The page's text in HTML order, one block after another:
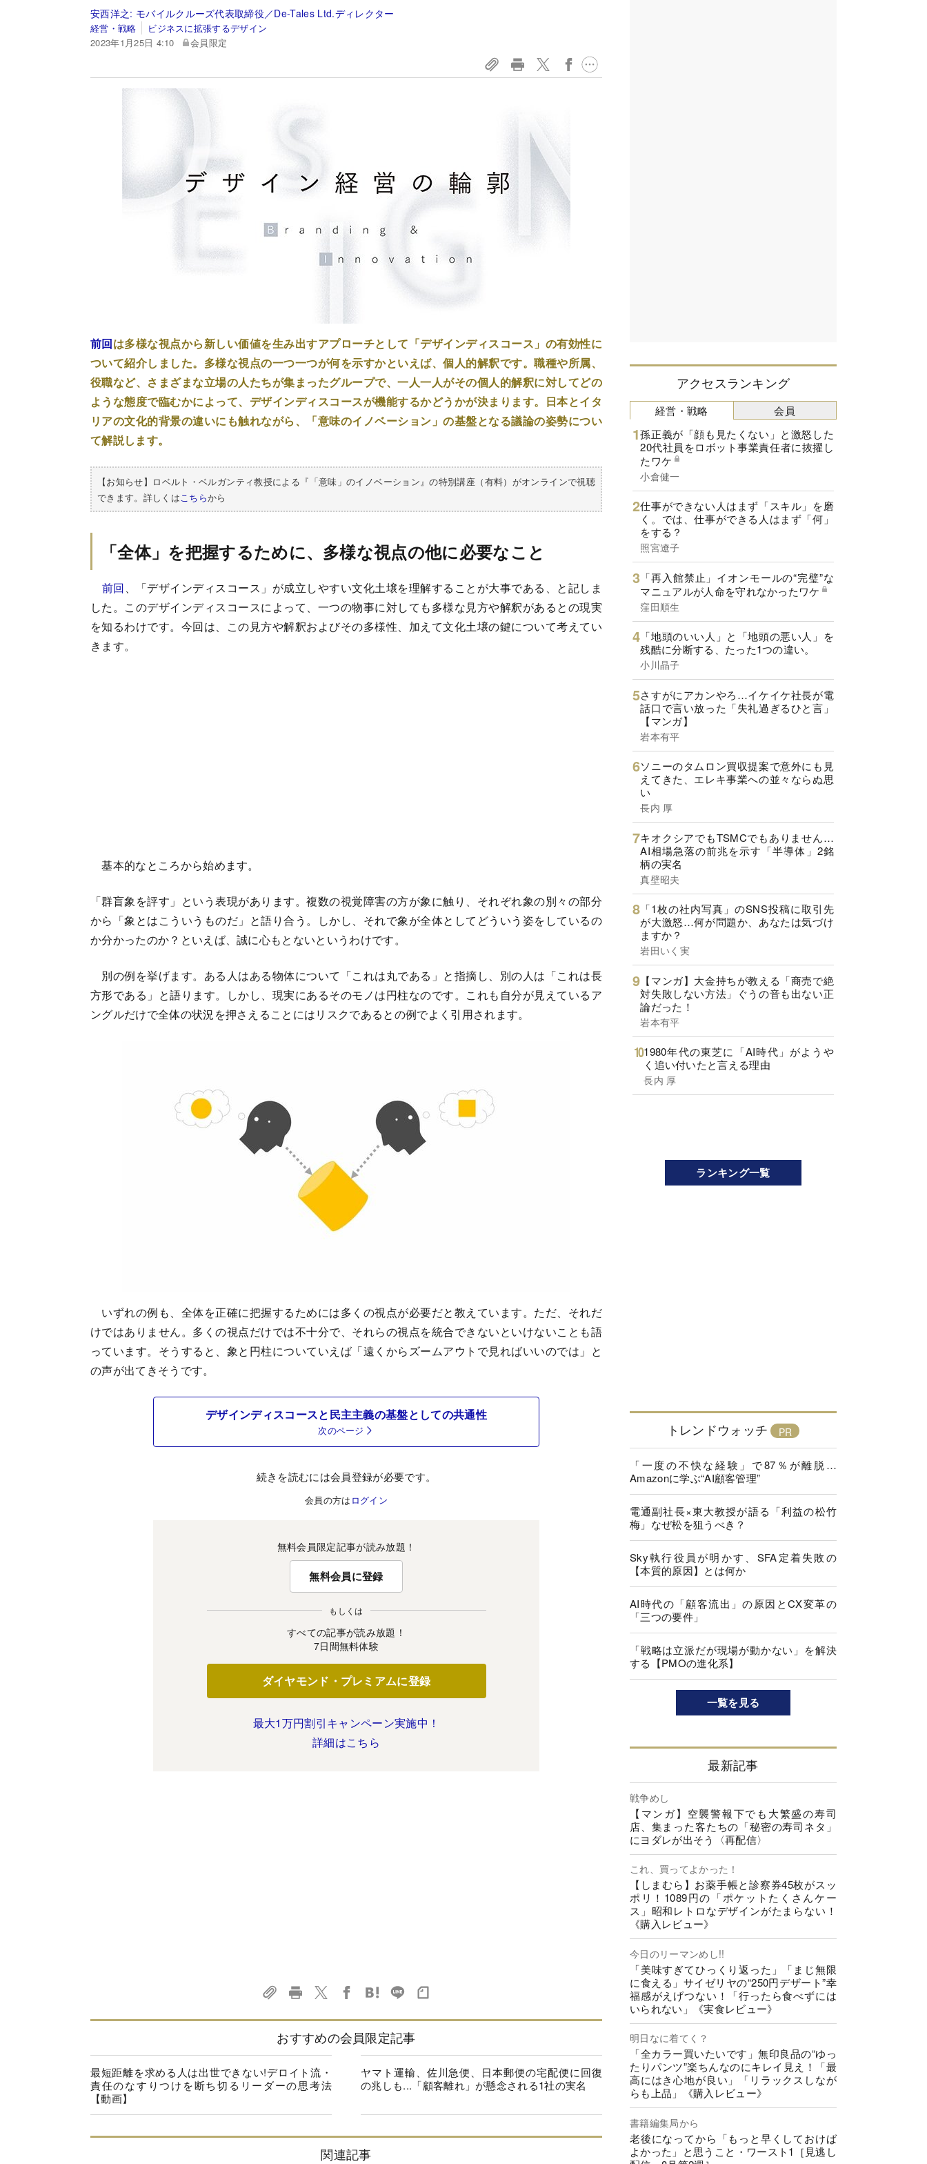
安西洋之: モバイルクルーズ代表取締役／De-Tales Ltd.ディレクター
経営・戦略
ビジネスに拡張するデザイン
2023年1月25日 4:10
会員限定
前回は多様な視点から新しい価値を生み出すアプローチとして「デザインディスコース」の有効性に
ついて紹介しました。多様な視点の一つ一つが何を示すかといえば、個人的解釈です。職種や所属、
役職など、さまざまな立場の人たちが集まったグループで、一人一人がその個人的解釈に対してどの
ような態度で臨むかによって、デザインディスコースが機能するかどうかが決まります。日本とイタ
リアの文化的背景の違いにも触れながら、「意味のイノベーション」の基盤となる議論の姿勢につい
て解説します。
【お知らせ】ロベルト・ベルガンティ教授による『「意味」のイノベーション』の特別講座（有料）がオンラインで視聴
できます。詳しくは こちらから
「全体」を把握するために、多様な視点の他に必要なこと
前回 、「デザインディスコース」が成立しやすい文化土壌を理解することが大事である、と記しま
した。このデザインディスコースによって、一つの物事に対しても多様な見方や解釈があるとの現実
を知るわけです。今回は、この見方や解釈およびその多様性、加えて文化土壌の鍵について考えてい
きます。
基本的なところから始めます。
「群盲象を評す」という表現があります。複数の視覚障害の方が象に触り、それぞれ象の別々の部分
から「象とはこういうものだ」と語り合う。しかし、それで象が全体としてどういう姿をしているの
か分かったのか？といえば、誠に心もとないというわけです。
別の例を挙げます。ある人はある物体について「これは丸である」と指摘し、別の人は「これは長
方形である」と語ります。しかし、現実にあるそのモノは円柱なのです。これも自分が見えているア
ングルだけで全体の状況を押さえることにはリスクであるとの例でよく引用されます。
いずれの例も、全体を正確に把握するためには多くの視点が必要だと教えています。ただ、それだ
けではありません。多くの視点だけでは不十分で、それらの視点を統合できないといけないことも語
っています。そうすると、象と円柱についていえば「遠くからズームアウトで見ればいいのでは」と
の声が出てきそうです。
デザインディスコースと民主主義の基盤としての共通性
次のページ
続きを読むには会員登録が必要です。
会員の方は ログイン
無料会員限定記事が読み放題！
無料会員に登録
もしくは
すべての記事が読み放題！
7日間無料体験
ダイヤモンド・プレミアムに登録
最大1万円割引キャンペーン実施中！
詳細はこちら
おすすめの会員限定記事
最短距離を求める人は出世できない!デロイト流・
責任のなすりつけを断ち切るリーダーの思考法
【動画】
ヤマト運輸、佐川急便、日本郵便の宅配便に回復
の兆しも...「顧客離れ」が懸念される1社の実名
関連記事
アクセスランキング
経営・戦略
孫正義が「顔も見たくない」と激怒した
20代社員をロボット事業責任者に抜擢し
たワケ
小倉健一
仕事ができない人はまず「スキル」を磨
く。では、仕事ができる人はまず「何」
をする？
照宮遼子
「再入館禁止」イオンモールの“完璧”な
マニュアルが人命を守れなかったワケ
窪田順生
「地頭のいい人」と「地頭の悪い人」を
残酷に分断する、たった1つの違い。
小川晶子
さすがにアカンやろ…イケイケ社長が電
話口で言い放った「失礼過ぎるひと言」
【マンガ】
岩本有平
ソニーのタムロン買収提案で意外にも見
えてきた、エレキ事業への並々ならぬ思
い
長内 厚
キオクシアでもTSMCでもありません…
AI相場急落の前兆を示す「半導体」2銘
柄の実名
真壁昭夫
「1枚の社内写真」のSNS投稿に取引先
が大激怒…何が問題か、あなたは気づけ
ますか？
岩田いく実
【マンガ】大金持ちが教える「商売で絶
対失敗しない方法」ぐうの音も出ない正
論だった！
岩本有平
1980年代の東芝に「AI時代」がようや
く追い付いたと言える理由
長内 厚
会員
ランキング一覧
トレンドウォッチ
「一度の不快な経験」で87％が離脱…
Amazonに学ぶ“AI顧客管理”
電通副社長×東大教授が語る「利益の松竹
梅」なぜ松を狙うべき？
Sky執行役員が明かす、SFA定着失敗の
【本質的原因】とは何か
AI時代の「顧客流出」の原因とCX変革の
「三つの要件」
「戦略は立派だが現場が動かない」を解決
する【PMOの進化系】
一覧を見る
最新記事
戦争めし
【マンガ】空襲警報下でも大繁盛の寿司
店、集まった客たちの「秘密の寿司ネタ」
にヨダレが出そう〈再配信〉
これ、買ってよかった！
【しまむら】お薬手帳と診察券45枚がスッ
ポリ！1089円の「ポケットたくさんケー
ス」昭和レトロなデザインがたまらない！
《購入レビュー》
今日のリーマンめし!!
「美味すぎてひっくり返った」「まじ無限
に食える」サイゼリヤの“250円デザート”幸
福感がえげつない！「行ったら食べずには
いられない」《実食レビュー》
明日なに着てく？
「全カラー買いたいです」無印良品の“ゆっ
たりパンツ”楽ちんなのにキレイ見え！「最
高にはき心地が良い」「リラックスしなが
らも上品」《購入レビュー》
書籍編集局から
老後になってから「もっと早くしておけば
よかった」と思うこと・ワースト1［見逃し